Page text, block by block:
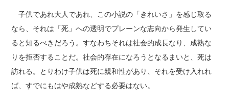
子供であれ大人であれ、この小説の「きれいさ」を感じ取る
なら、それは「死」への透明でプレーンな志向から発生してい
ると知るべきだろう。すなわちそれは社会的成長なり、成熟な
りを拒否することだ。社会的存在になろうとなるまいと、死は
訪れる。とりわけ子供は死に親和性があり、それを受け入れれ
ば、すでにもはや成熟などする必要はない。